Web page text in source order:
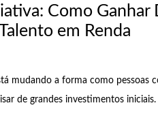
Como
em Renda
mudando a forma como pessoas
de grandes investimentos